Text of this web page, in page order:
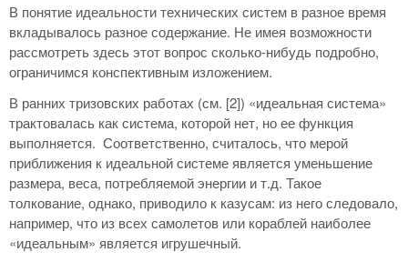
В понятие идеальности технических систем в разное время
вкладывалось разное содержание. Не имея возможности
рассмотреть здесь этот вопрос сколько-нибудь подробно,
ограничимся конспективным изложением.
В ранних тризовских работах (см. [2]) «идеальная система»
трактовалась как система, которой нет, но ее функция
выполняется. Соответственно, считалось, что мерой
приближения к идеальной системе является уменьшение
размера, веса, потребляемой энергии и т.д. Такое
толкование, однако, приводило к казусам: из него следовало,
например, что из всех самолетов или кораблей наиболее
«идеальным» является игрушечный.